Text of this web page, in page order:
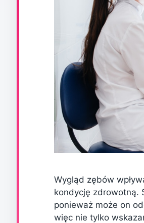
Wygląd zębów
kondycję zdrowotną.
ponieważ może on
więc nie tylko